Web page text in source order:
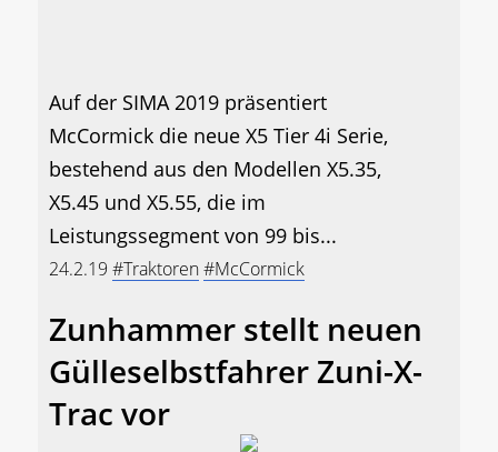
Auf der SIMA 2019 präsentiert
McCormick die neue X5 Tier 4i Serie,
bestehend aus den Modellen X5.35,
X5.45 und X5.55, die im
Leistungssegment von 99 bis...
24.2.19 #Traktoren#McCormick
Zunhammer stellt neuen
Gülleselbstfahrer Zuni-X-
Trac vor